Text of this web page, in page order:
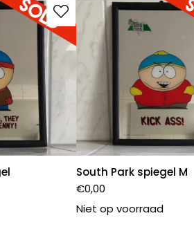
South Park spiegel M
€0,00
Niet op voorraad